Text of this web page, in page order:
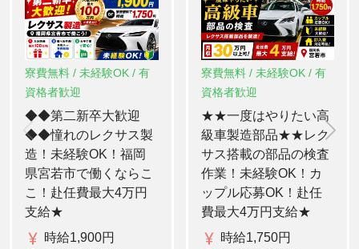
寮費無料 / 未経験OK / 有
資格者歓迎
◆◆第二新卒大歓迎
◆◆憧れのレクサス製
造！未経験OK！福岡
県宮若市で働くならこ
こ！赴任費最大4万円
支給★
時給1,900円
寮費無料 / 未経験OK / 有
資格者歓迎
★★一度はやりたい高
級車製造部品★★レク
サス搭載の部品の検査
作業！未経験OK！カ
ップル応募OK！赴任
費最大4万円支給★
時給1,750円